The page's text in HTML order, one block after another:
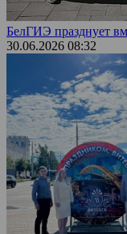
БелГИЭ празднует
30.06.2026 08:32